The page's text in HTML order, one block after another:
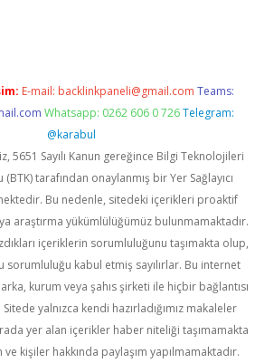
E-mail: backlinkpaneli@gmail.com Teams:
Whatsapp: 0262 606 0 726 Telegram:
@karabul
5651 Sayılı Kanun gereğince Bilgi Teknolojileri
tarafından onaylanmış bir Yer Sağlayıcı
Bu nedenle, sitedeki içerikleri proaktif
araştırma yükümlülüğümüz bulunmamaktadır.
içeriklerin sorumluluğunu taşımakta olup,
sorumluluğu kabul etmiş sayılırlar. Bu internet
kurum veya şahıs şirketi ile hiçbir bağlantısı
yalnızca kendi hazırladığımız makaleler
yer alan içerikler haber niteliği taşımamakta
kişiler hakkında paylaşım yapılmamaktadır.